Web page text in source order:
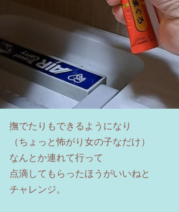
撫でたりもできるようになり
（ちょっと怖がり女の子なだけ）
なんとか連れて行って
点滴してもらったほうがいいねと
チャレンジ。